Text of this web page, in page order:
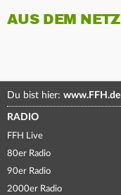
AUS DEM NETZ
Du bist hier: www.FFH.de
RADIO
FFH Live
80er Radio
90er Radio
2000er Radio